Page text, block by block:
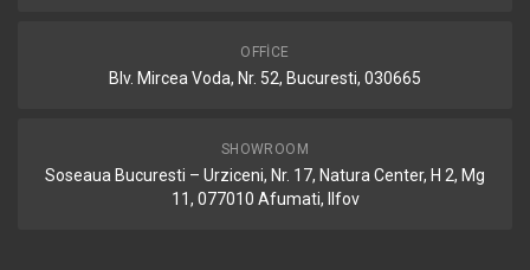
OFFICE
Blv. Mircea Voda, Nr. 52, Bucuresti, 030665
SHOWROOM
Soseaua Bucuresti – Urziceni, Nr. 17, Natura Center, H 2, Mg
11, 077010 Afumati, Ilfov